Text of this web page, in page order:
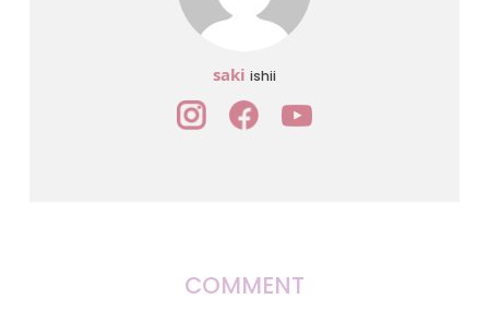
saki ishii
COMMENT